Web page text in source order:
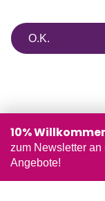
O.K.
10%
zum Newsletter
Angebote!